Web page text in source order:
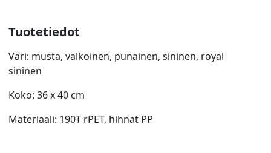
Tuotetiedot
Väri: musta, valkoinen, punainen, sininen, royal
sininen
Koko: 36 x 40 cm
Materiaali: 190T rPET, hihnat PP